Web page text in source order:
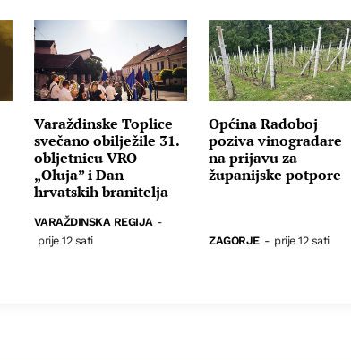
Varaždinske Toplice
svečano obilježile 31.
obljetnicu VRO
„Oluja” i Dan
hrvatskih branitelja
VARAŽDINSKA REGIJA -
prije 12 sati
Općina Radoboj
poziva vinogradare
na prijavu za
županijske potpore
ZAGORJE - prije 12 sati